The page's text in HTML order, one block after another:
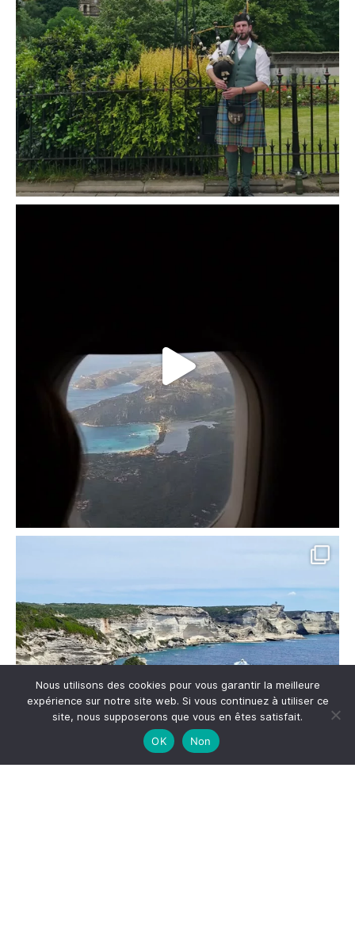
Nous utilisons des cookies pour vous garantir la meilleure
expérience sur notre site web. Si vous continuez à utiliser ce
site, nous supposerons que vous en êtes satisfait.
OK
Non